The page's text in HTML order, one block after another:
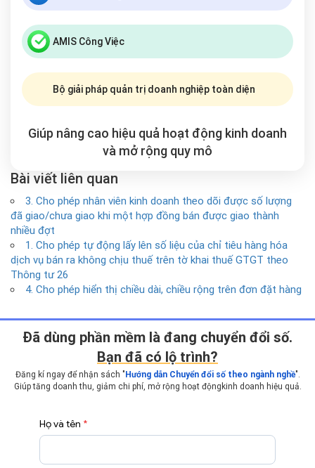
AMIS Công Việc
Bộ giải pháp quản trị doanh nghiệp toàn diện
Giúp nâng cao hiệu quả hoạt động kinh doanh
và mở rộng quy mô
Bài viết liên quan
3. Cho phép nhân viên kinh doanh theo dõi được số lượng
đã giao/chưa giao khi một hợp đồng bán được giao thành
nhiều đợt
1. Cho phép tự động lấy lên số liệu của chỉ tiêu hàng hóa
dịch vụ bán ra không chịu thuế trên tờ khai thuế GTGT theo
Thông tư 26
4. Cho phép hiển thị chiều dài, chiều rộng trên đơn đặt hàng
Ðã dùng phần mềm là đang chuyển đổi số.
Bạn đã có lộ trình?
Đăng kí ngay để nhận sách " Hướng dẫn Chuyển đổi số theo ngành nghề".
Giúp tăng doanh thu, giảm chi phí, mở rộng hoạt động kinh doanh hiệu quả.
Họ và tên *